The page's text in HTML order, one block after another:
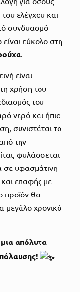
ελέγχου και
συνδυασμό
εύκολο στη
.
είναι
χρήση του
του
νερό και ήπιο
συνιστάται το
την
φυλάσσεται
σε υφασμάτινη
επαφής με
προϊόν θα
μεγάλο χρονικό
απόλυτα